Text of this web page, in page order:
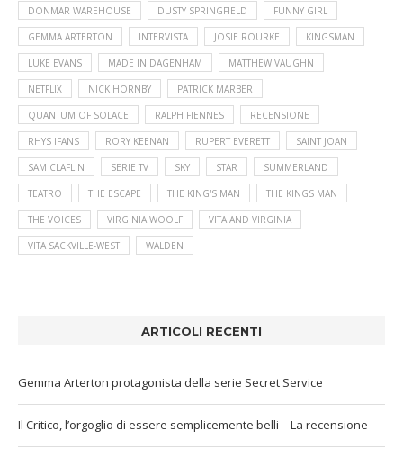
DONMAR WAREHOUSE DUSTY SPRINGFIELD FUNNY GIRL
GEMMA ARTERTON INTERVISTA JOSIE ROURKE KINGSMAN
LUKE EVANS MADE IN DAGENHAM MATTHEW VAUGHN
NETFLIX NICK HORNBY PATRICK MARBER
QUANTUM OF SOLACE RALPH FIENNES RECENSIONE
RHYS IFANS RORY KEENAN RUPERT EVERETT SAINT JOAN
SAM CLAFLIN SERIE TV SKY STAR SUMMERLAND
TEATRO THE ESCAPE THE KING'S MAN THE KINGS MAN
THE VOICES VIRGINIA WOOLF VITA AND VIRGINIA
VITA SACKVILLE-WEST WALDEN
ARTICOLI RECENTI
Gemma Arterton protagonista della serie Secret Service
Il Critico, l’orgoglio di essere semplicemente belli – La recensione